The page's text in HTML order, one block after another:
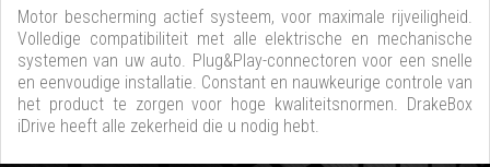
Motor bescherming actief systeem, voor maximale rijveiligheid.
Volledige compatibiliteit met alle elektrische en mechanische
systemen van uw auto. Plug&Play-connectoren voor een snelle
en eenvoudige installatie. Constant en nauwkeurige controle van
het product te zorgen voor hoge kwaliteitsnormen. DrakeBox
iDrive heeft alle zekerheid die u nodig hebt.